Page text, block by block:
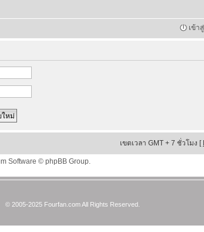
เข้า
เขตเวลา GMT + 7 ชั่วโมง [
Software © phpBB Group.
© 2005-2025 Fourfan.com All Rights Reserved.